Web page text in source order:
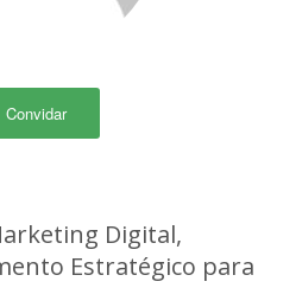
Convidar
Digital,
Estratégico para